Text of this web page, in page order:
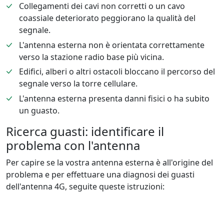
Collegamenti dei cavi non corretti o un cavo
coassiale deteriorato peggiorano la qualità del
segnale.
L'antenna esterna non è orientata correttamente
verso la stazione radio base più vicina.
Edifici, alberi o altri ostacoli bloccano il percorso del
segnale verso la torre cellulare.
L'antenna esterna presenta danni fisici o ha subito
un guasto.
Ricerca guasti: identificare il
problema con l'antenna
Per capire se la vostra antenna esterna è all'origine del
problema e per effettuare una diagnosi dei guasti
dell'antenna 4G, seguite queste istruzioni: